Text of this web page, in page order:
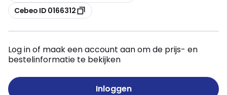
Kopiëren
Cebeo ID 0166312
Log in of maak een account aan om de prijs- en
bestelinformatie te bekijken
Inloggen